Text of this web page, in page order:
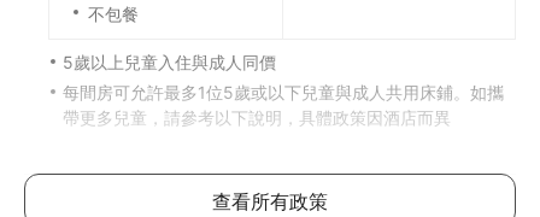
不包餐
5歲以上兒童入住與成人同價
每間房可允許最多1位5歲或以下兒童與成人共用床鋪。如攜
帶更多兒童，請參考以下說明，具體政策因酒店而異
加床政策
查看所有政策